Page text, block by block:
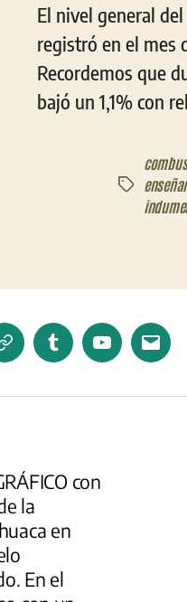
El nivel general
registró en el mes
Recordemos que
bajó un 1,1% con
Etiquetas
TelegramTumblr YouTubeCorreo